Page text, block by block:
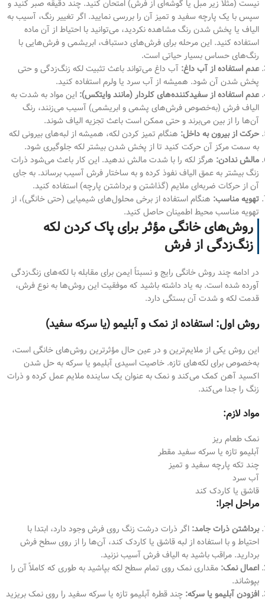
نیست (مثلاً زیر مبل یا گوشه‌ای از فرش) امتحان کنید. چند دقیقه صبر کنید و
سپس با یک پارچه سفید و تمیز آن را بررسی نمایید. اگر تغییر رنگ، آسیب به
الیاف یا پخش شدن رنگ مشاهده نکردید، می‌توانید با احتیاط از آن ماده
استفاده کنید. این مرحله برای فرش‌های دستباف، ابریشمی و فرش‌هایی با
رنگ‌های حساس بسیار حیاتی است.
عدم استفاده از آب داغ: آب داغ می‌تواند باعث تثبیت لکه زنگ‌زدگی و حتی
پخش شدن آن شود. همیشه از آب سرد یا ولرم استفاده کنید.
عدم استفاده از سفیدکننده‌های کلردار (مانند وایتکس): این مواد به شدت به
الیاف فرش (به‌خصوص فرش‌های پشمی و ابریشمی) آسیب می‌زنند، رنگ
آن‌ها را از بین می‌برند و حتی ممکن است باعث تجزیه الیاف شوند.
حرکت از بیرون به داخل: هنگام تمیز کردن لکه، همیشه از لبه‌های بیرونی لکه
به سمت مرکز آن حرکت کنید تا از پخش شدن بیشتر لکه جلوگیری شود.
مالش ندادن: هرگز لکه را با شدت مالش ندهید. این کار باعث می‌شود ذرات
زنگ بیشتر به عمق الیاف نفوذ کرده و به ساختار فرش آسیب برساند. به جای
آن از حرکات ضربه‌ای ملایم (گذاشتن و برداشتن پارچه) استفاده کنید.
تهویه مناسب: هنگام استفاده از برخی محلول‌های شیمیایی (حتی خانگی)، از
تهویه مناسب محیط اطمینان حاصل کنید.
روش‌های خانگی مؤثر برای پاک کردن لکه
زنگ‌زدگی از فرش
در ادامه چند روش خانگی رایج و نسبتاً ایمن برای مقابله با لکه‌های زنگ‌زدگی
آورده شده است. به یاد داشته باشید که موفقیت این روش‌ها به نوع فرش،
قدمت لکه و شدت آن بستگی دارد.
روش اول: استفاده از نمک و آبلیمو (یا سرکه سفید)
این روش یکی از ملایم‌ترین و در عین حال مؤثرترین روش‌های خانگی است،
به‌خصوص برای لکه‌های تازه. خاصیت اسیدی آبلیمو یا سرکه به حل شدن
اکسید آهن کمک می‌کند و نمک به عنوان یک ساینده ملایم عمل کرده و ذرات
زنگ را جدا می‌کند.
مواد لازم:
نمک طعام ریز
آبلیمو تازه یا سرکه سفید مقطر
چند تکه پارچه سفید و تمیز
آب سرد
قاشق یا کاردک کند
مراحل اجرا:
برداشتن ذرات جامد: اگر ذرات درشت زنگ روی فرش وجود دارد، ابتدا با
احتیاط و با استفاده از لبه قاشق یا کاردک کند، آن‌ها را از روی سطح فرش
بردارید. مراقب باشید به الیاف فرش آسیب نزنید.
اعمال نمک: مقداری نمک روی تمام سطح لکه بپاشید به طوری که کاملاً آن را
بپوشاند.
افزودن آبلیمو یا سرکه: چند قطره آبلیمو تازه یا سرکه سفید را روی نمک بریزید